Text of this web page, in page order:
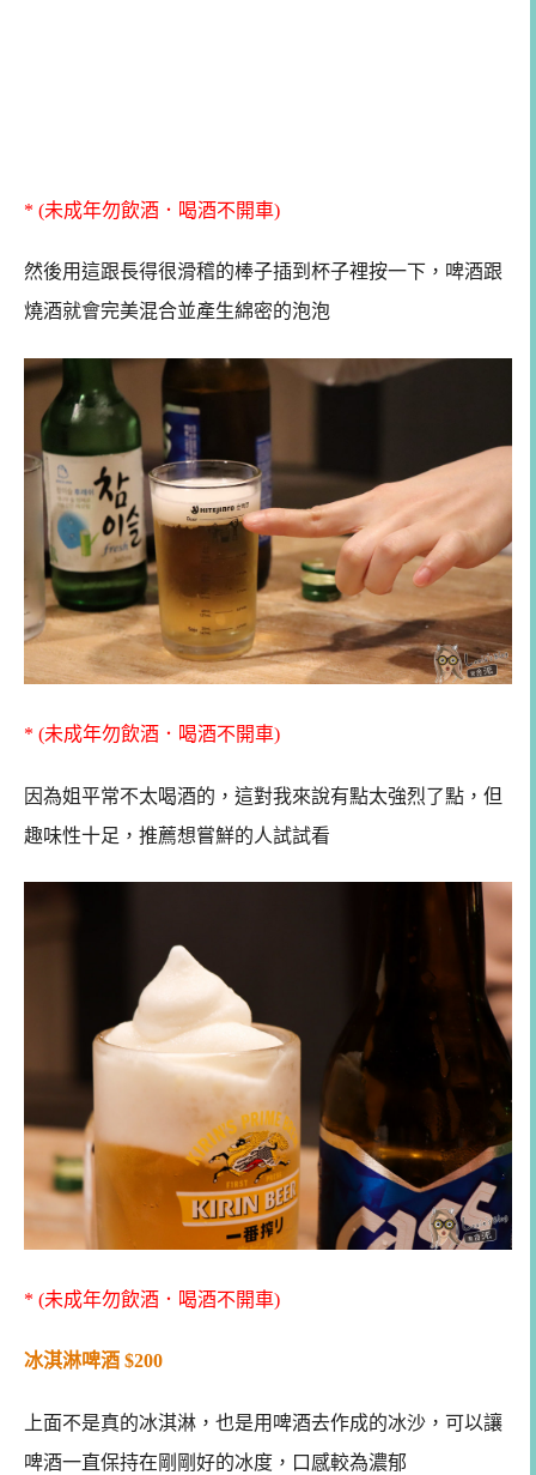
* (未成年勿飲酒．喝酒不開車)
然後用這跟長得很滑稽的棒子插到杯子裡按一下，啤酒跟
燒酒就會完美混合並產生綿密的泡泡
* (未成年勿飲酒．喝酒不開車)
因為姐平常不太喝酒的，這對我來說有點太強烈了點，但
趣味性十足，推薦想嘗鮮的人試試看
* (未成年勿飲酒．喝酒不開車)
冰淇淋啤酒 $200
上面不是真的冰淇淋，也是用啤酒去作成的冰沙，可以讓
啤酒一直保持在剛剛好的冰度，口感較為濃郁